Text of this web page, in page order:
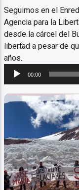
Seguimos en el
Agencia para la
desde la cárcel del
libertad a pesar de
años.
Reproductor
audio
00:00
Agua